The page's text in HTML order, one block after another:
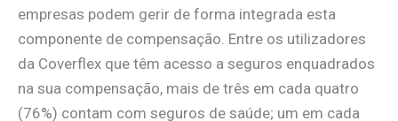
empresas podem gerir de forma integrada esta
componente de compensação. Entre os utilizadores
da Coverflex que têm acesso a seguros enquadrados
na sua compensação, mais de três em cada quatro
(76%) contam com seguros de saúde; um em cada